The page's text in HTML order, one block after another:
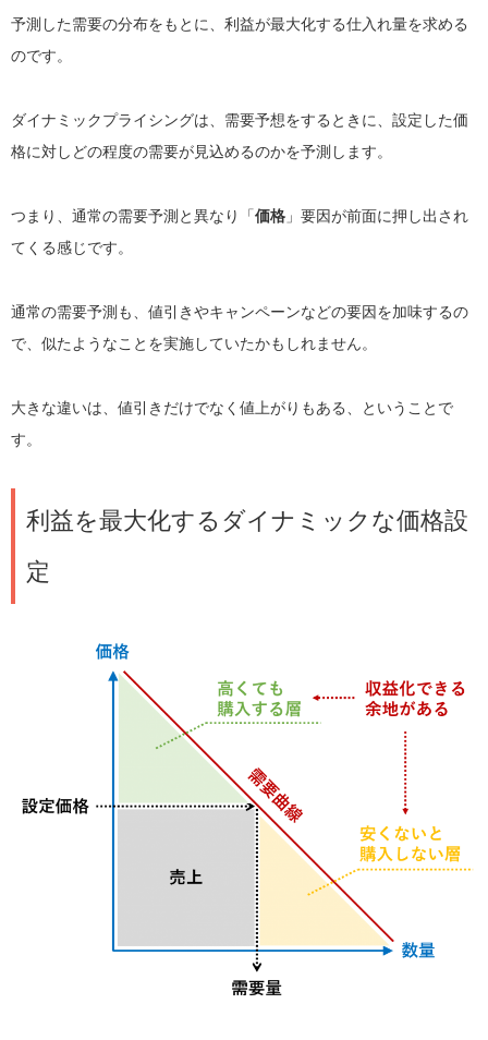
予測した需要の分布をもとに、利益が最大化する仕入れ量を求める
のです。
ダイナミックプライシングは、需要予想をするときに、設定した価
格に対しどの程度の需要が見込めるのかを予測します。
つまり、通常の需要予測と異なり「価格 」要因が前面に押し出され
てくる感じです。
通常の需要予測も、値引きやキャンペーンなどの要因を加味するの
で、似たようなことを実施していたかもしれません。
大きな違いは、値引きだけでなく値上がりもある、ということで
す。
利益を最大化するダイナミックな価格設
定